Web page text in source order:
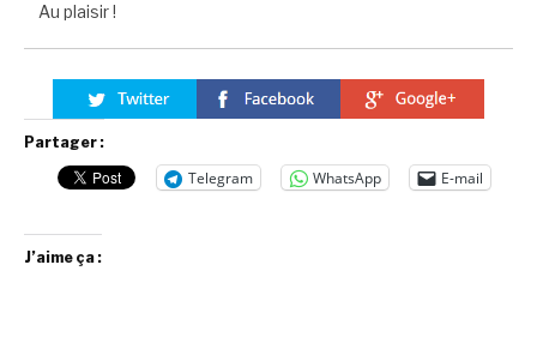
Au plaisir !
Partager :
Telegram WhatsApp E-mail
J’aime ça :